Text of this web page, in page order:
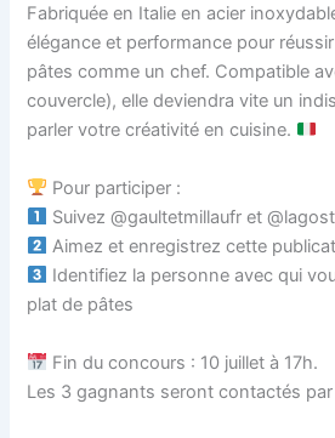
Fabriquée en Italie en acier
élégance et performance pour
pâtes comme un chef. Compatible
couvercle), elle deviendra vite un
parler votre créativité en cuisine.
Pour participer :
Suivez @gaultetmillaufr et
Aimez et enregistrez cette
Identifiez la personne avec qui
plat de pâtes
Fin du concours : 10 juillet à 17h.
Les 3 gagnants seront contactés